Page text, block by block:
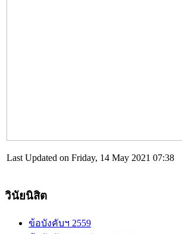
Last Updated on Friday, 14 May 2021 07:38
วินัยนิสิต
ข้อบังคับฯ 2559